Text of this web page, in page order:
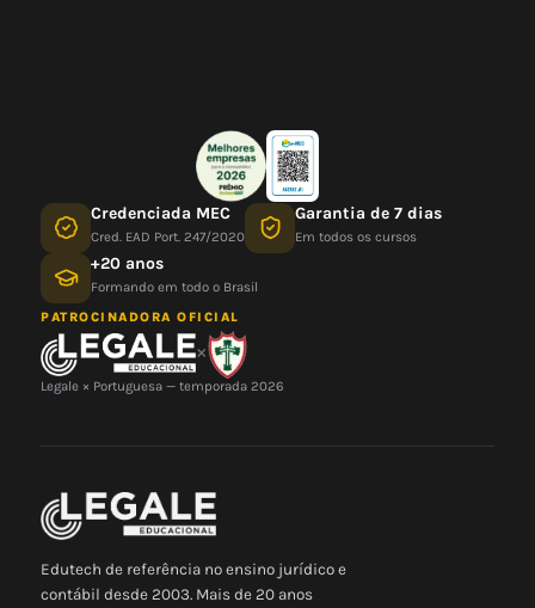
Credenciada MEC
Cred. EAD Port. 247/2020
Garantia de 7 dias
Em todos os cursos
+20 anos
Formando em todo o Brasil
PATROCINADORA OFICIAL
×
Legale × Portuguesa — temporada 2026
Edutech de referência no ensino jurídico e
contábil desde 2003. Mais de 20 anos